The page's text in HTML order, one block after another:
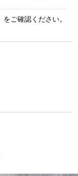
をご確認ください。